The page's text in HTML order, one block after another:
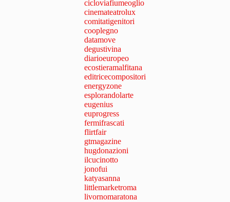
cicloviafiumeoglio
cinemateatrolux
comitatigenitori
cooplegno
datamove
degustivina
diarioeuropeo
ecostieramalfitana
editricecompositori
energyzone
esplorandolarte
eugenius
euprogress
fermifrascati
flirtfair
gtmagazine
hugdonazioni
ilcucinotto
jonofui
katyasanna
littlemarketroma
livornomaratona